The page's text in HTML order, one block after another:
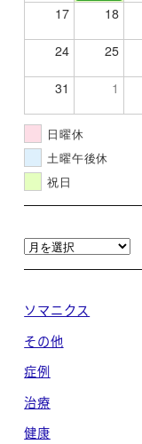
17 18
24 25
31 1
日曜休
土曜午後休
祝日
ア
ー
イ
ブ
ソマニクス
その他
症例
治療
健康